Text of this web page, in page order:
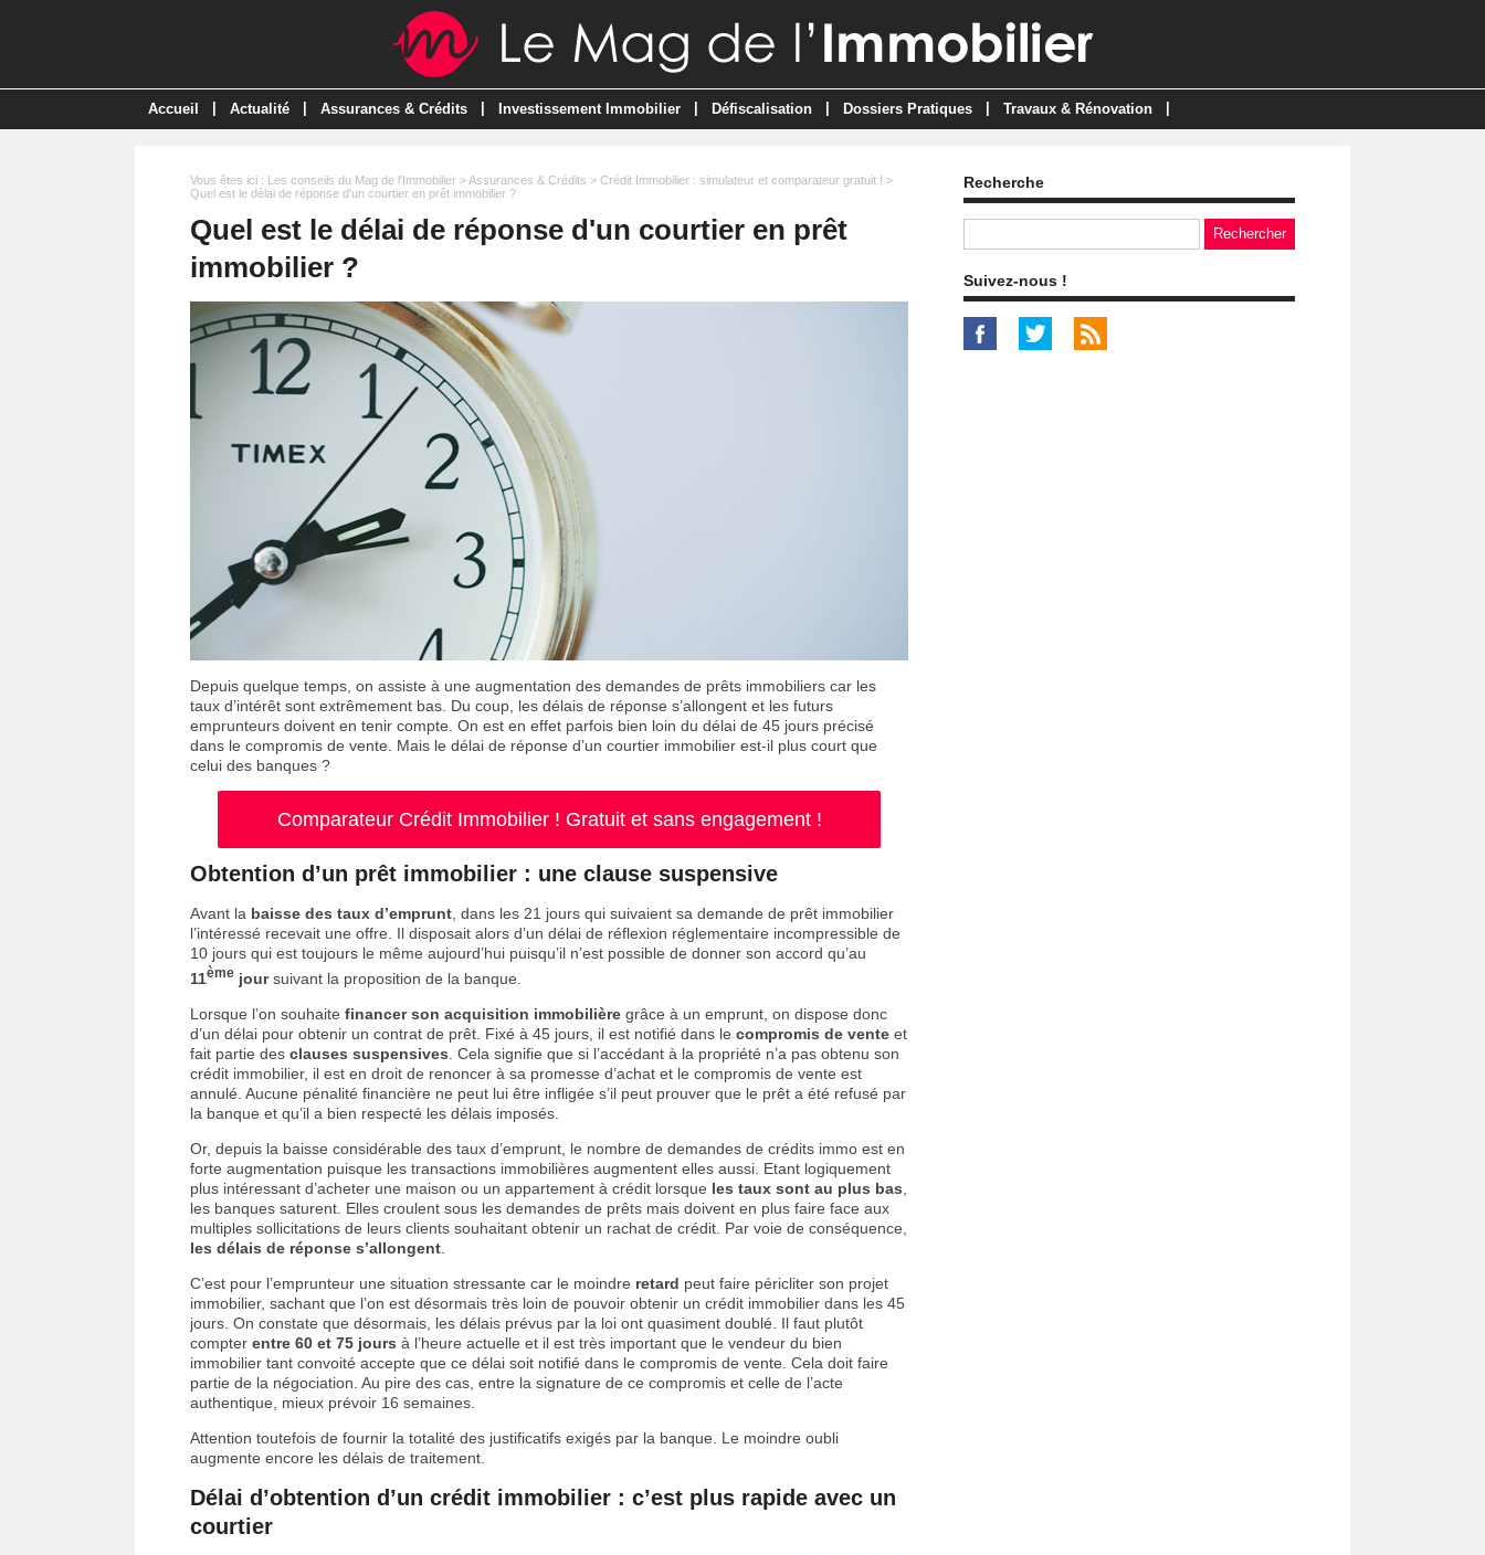
Accueil Actualité Assurances & Crédits Investissement Immobilier Défiscalisation Dossiers Pratiques Travaux & Rénovation
Vous êtes ici : Les conseils du Mag de l'Immobilier >Assurances & Crédits > Crédit Immobilier : simulateur et comparateur gratuit ! >
Quel est le délai de réponse d'un courtier en prêt immobilier ?
Quel est le délai de réponse d'un courtier en prêt
immobilier ?
Depuis quelque temps, on assiste à une augmentation des demandes de prêts immobiliers car les
taux d’intérêt sont extrêmement bas. Du coup, les délais de réponse s’allongent et les futurs
emprunteurs doivent en tenir compte. On est en effet parfois bien loin du délai de 45 jours précisé
dans le compromis de vente. Mais le délai de réponse d’un courtier immobilier est-il plus court que
celui des banques ?
Comparateur Crédit Immobilier ! Gratuit et sans engagement !
Obtention d’un prêt immobilier : une clause suspensive
Avant la baisse des taux d’emprunt , dans les 21 jours qui suivaient sa demande de prêt immobilier
l’intéressé recevait une offre. Il disposait alors d’un délai de réflexion réglementaire incompressible de
10 jours qui est toujours le même aujourd’hui puisqu’il n’est possible de donner son accord qu’au
11ème joursuivant la proposition de la banque.
Lorsque l’on souhaite financer son acquisition immobilière grâce à un emprunt, on dispose donc
d’un délai pour obtenir un contrat de prêt. Fixé à 45 jours, il est notifié dans le compromis de vente et
fait partie des clauses suspensives . Cela signifie que si l’accédant à la propriété n’a pas obtenu son
crédit immobilier, il est en droit de renoncer à sa promesse d’achat et le compromis de vente est
annulé. Aucune pénalité financière ne peut lui être infligée s’il peut prouver que le prêt a été refusé par
la banque et qu’il a bien respecté les délais imposés.
Or, depuis la baisse considérable des taux d’emprunt, le nombre de demandes de crédits immo est en
forte augmentation puisque les transactions immobilières augmentent elles aussi. Etant logiquement
plus intéressant d’acheter une maison ou un appartement à crédit lorsque les taux sont au plus bas
les banques saturent. Elles croulent sous les demandes de prêts mais doivent en plus faire face aux
multiples sollicitations de leurs clients souhaitant obtenir un rachat de crédit. Par voie de conséquence,
les délais de réponse s’allongent
C’est pour l’emprunteur une situation stressante car le moindre retard peut faire péricliter son projet
immobilier, sachant que l’on est désormais très loin de pouvoir obtenir un crédit immobilier dans les 45
jours. On constate que désormais, les délais prévus par la loi ont quasiment doublé. Il faut plutôt
compter entre 60 et 75 jours à l’heure actuelle et il est très important que le vendeur du bien
immobilier tant convoité accepte que ce délai soit notifié dans le compromis de vente. Cela doit faire
partie de la négociation. Au pire des cas, entre la signature de ce compromis et celle de l’acte
authentique, mieux prévoir 16 semaines.
Attention toutefois de fournir la totalité des justificatifs exigés par la banque. Le moindre oubli
augmente encore les délais de traitement.
Délai d’obtention d’un crédit immobilier : c’est plus rapide avec un
courtier
Recherche
Suivez-nous !